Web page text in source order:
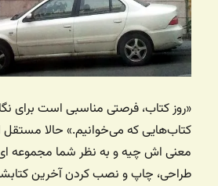
«روز کتاب، فرصتی مناسبی است برای
کتاب‌هایی که می‌خوانیم.» حالا مستقل
معنی اش چیه و به نظر شما مجموعه
طراحی، چاپ و نصب کردن آخرین